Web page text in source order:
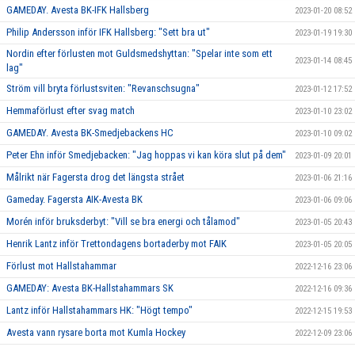
GAMEDAY. Avesta BK-IFK Hallsberg 2023-01-20 08:52
Philip Andersson inför IFK Hallsberg: "Sett bra ut" 2023-01-19 19:30
Nordin efter förlusten mot Guldsmedshyttan: "Spelar inte som ett
lag"
2023-01-14 08:45
Ström vill bryta förlustsviten: "Revanschsugna" 2023-01-12 17:52
Hemmaförlust efter svag match 2023-01-10 23:02
GAMEDAY. Avesta BK-Smedjebackens HC 2023-01-10 09:02
Peter Ehn inför Smedjebacken: "Jag hoppas vi kan köra slut på dem" 2023-01-09 20:01
Målrikt när Fagersta drog det längsta strået 2023-01-06 21:16
Gameday. Fagersta AIK-Avesta BK 2023-01-06 09:06
Morén inför bruksderbyt: "Vill se bra energi och tålamod" 2023-01-05 20:43
Henrik Lantz inför Trettondagens bortaderby mot FAIK 2023-01-05 20:05
Förlust mot Hallstahammar 2022-12-16 23:06
GAMEDAY: Avesta BK-Hallstahammars SK 2022-12-16 09:36
Lantz inför Hallstahammars HK: "Högt tempo" 2022-12-15 19:53
Avesta vann rysare borta mot Kumla Hockey 2022-12-09 23:06